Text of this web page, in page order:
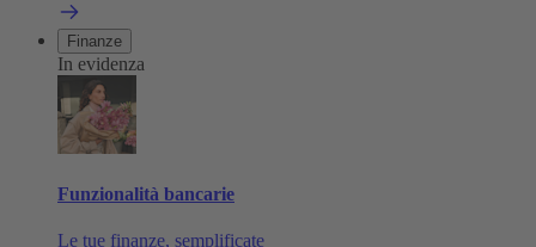
Finanze
In evidenza
Funzionalità bancarie
Le tue finanze, semplificate